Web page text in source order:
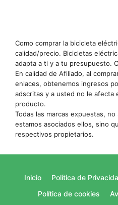
Como comprar la bicicleta
calidad/precio. Bicicletas
adapta a ti y a tu presupuesto.
En calidad de Afiliado, al
enlaces, obtenemos ingresos
adscritas y a usted no le afecta
producto.
Todas las marcas expuestas,
estamos asociados ellos, sino
respectivos propietarios.
Inicio Política de
Política de cookies